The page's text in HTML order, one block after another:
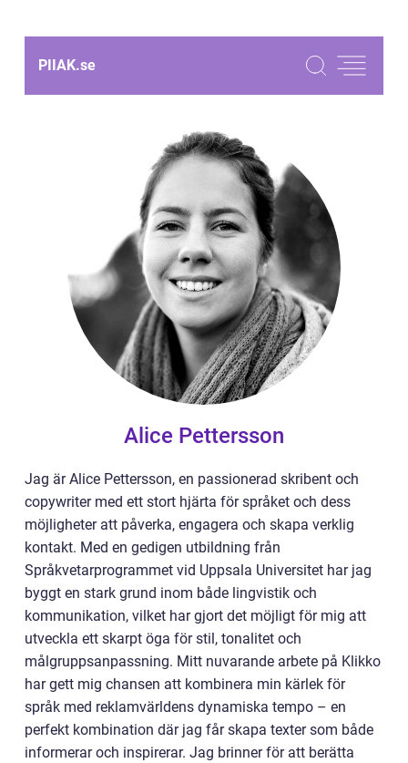
PIIAK.se
Alice Pettersson
Jag är Alice Pettersson, en passionerad skribent och
copywriter med ett stort hjärta för språket och dess
möjligheter att påverka, engagera och skapa verklig
kontakt. Med en gedigen utbildning från
Språkvetarprogrammet vid Uppsala Universitet har jag
byggt en stark grund inom både lingvistik och
kommunikation, vilket har gjort det möjligt för mig att
utveckla ett skarpt öga för stil, tonalitet och
målgruppsanpassning. Mitt nuvarande arbete på Klikko
har gett mig chansen att kombinera min kärlek för
språk med reklamvärldens dynamiska tempo – en
perfekt kombination där jag får skapa texter som både
informerar och inspirerar. Jag brinner för att berätta